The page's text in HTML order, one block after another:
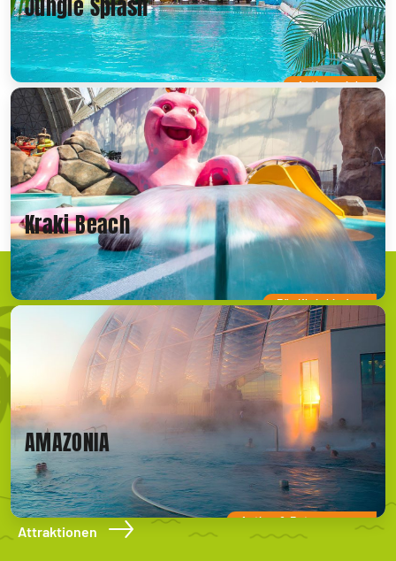
Actionreich
Jungle Splash
Für Kleinkinder
Kraki Beach
Action & Entspannung
AMAZONIA
Attraktionen